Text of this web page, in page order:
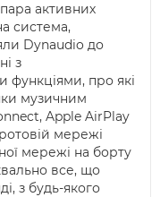
активних
система,
Dynaudio до
з
про які
музичним
Apple AirPlay
мережі
мережі на борту
все, що
з будь-якого